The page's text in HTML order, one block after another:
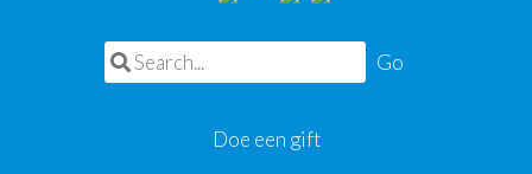
Search for:
Doe een gift